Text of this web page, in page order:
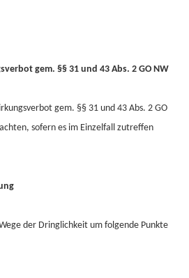
gem. §§ 31 und 43 Abs. 2 GO NW
gem. §§ 31 und 43 Abs. 2 GO
sofern es im Einzelfall zutreffen
der Dringlichkeit um folgende Punkte